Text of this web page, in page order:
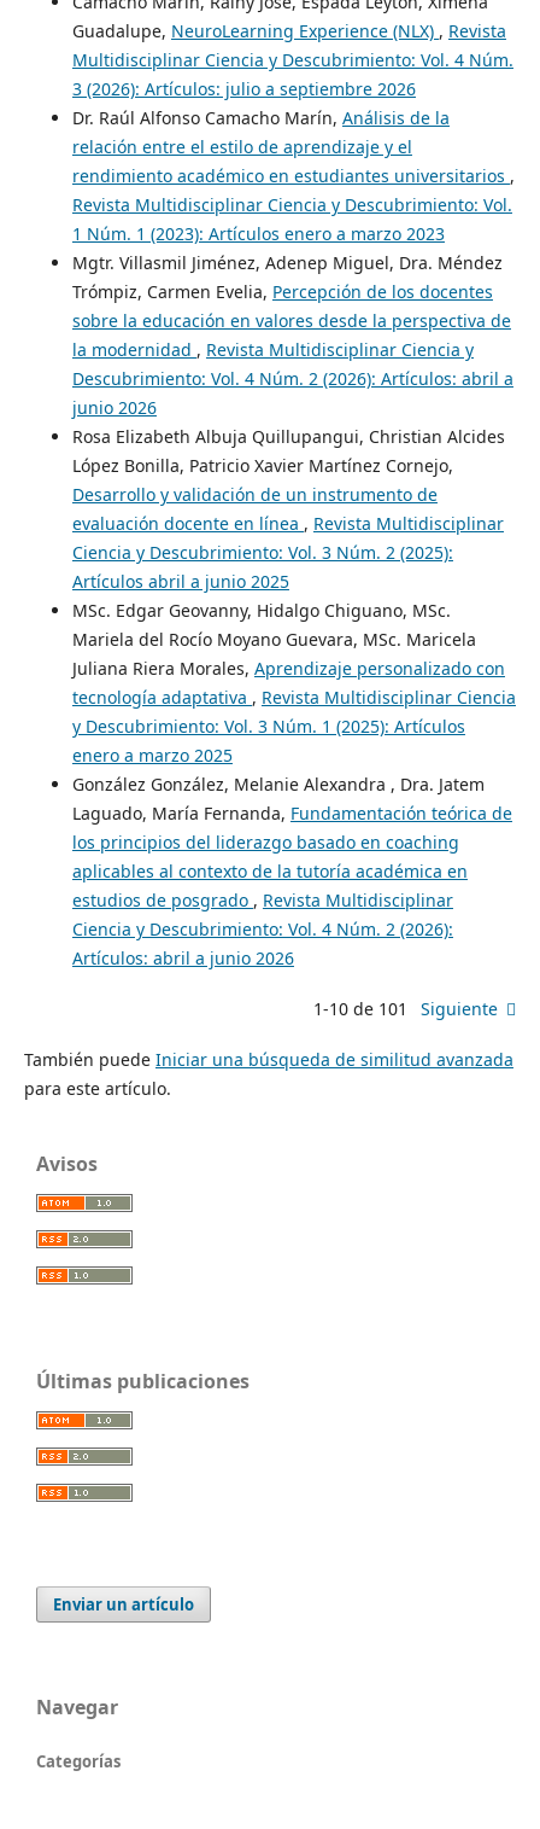
Guadalupe, NeuroLearning Experience (NLX) , Revista
Multidisciplinar Ciencia y Descubrimiento: Vol. 4 Núm.
3 (2026): Artículos: julio a septiembre 2026
Dr. Raúl Alfonso Camacho Marín, Análisis de la
relación entre el estilo de aprendizaje y el
rendimiento académico en estudiantes universitarios ,
Revista Multidisciplinar Ciencia y Descubrimiento: Vol.
1 Núm. 1 (2023): Artículos enero a marzo 2023
Mgtr. Villasmil Jiménez, Adenep Miguel, Dra. Méndez
Trómpiz, Carmen Evelia, Percepción de los docentes
sobre la educación en valores desde la perspectiva de
la modernidad , Revista Multidisciplinar Ciencia y
Descubrimiento: Vol. 4 Núm. 2 (2026): Artículos: abril a
junio 2026
Rosa Elizabeth Albuja Quillupangui, Christian Alcides
López Bonilla, Patricio Xavier Martínez Cornejo,
Desarrollo y validación de un instrumento de
evaluación docente en línea , Revista Multidisciplinar
Ciencia y Descubrimiento: Vol. 3 Núm. 2 (2025):
Artículos abril a junio 2025
MSc. Edgar Geovanny, Hidalgo Chiguano, MSc.
Mariela del Rocío Moyano Guevara, MSc. Maricela
Juliana Riera Morales, Aprendizaje personalizado con
tecnología adaptativa , Revista Multidisciplinar Ciencia
y Descubrimiento: Vol. 3 Núm. 1 (2025): Artículos
enero a marzo 2025
González González, Melanie Alexandra , Dra. Jatem
Laguado, María Fernanda, Fundamentación teórica de
los principios del liderazgo basado en coaching
aplicables al contexto de la tutoría académica en
estudios de posgrado , Revista Multidisciplinar
Ciencia y Descubrimiento: Vol. 4 Núm. 2 (2026):
Artículos: abril a junio 2026
1-10 de 101 Siguiente
También puede Iniciar una búsqueda de similitud avanzada
para este artículo.
Avisos
Últimas publicaciones
Enviar un artículo
Navegar
Categorías